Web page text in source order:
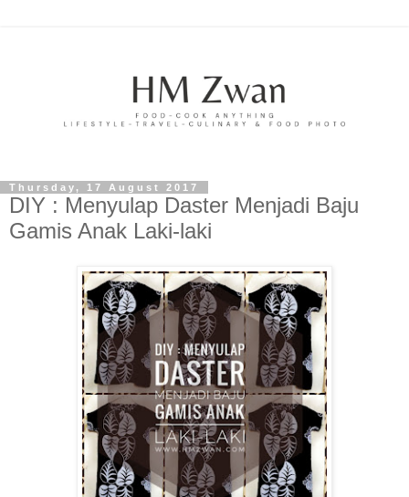
Thursday, 17 August 2017
DIY : Menyulap Daster Menjadi Baju
Gamis Anak Laki-laki